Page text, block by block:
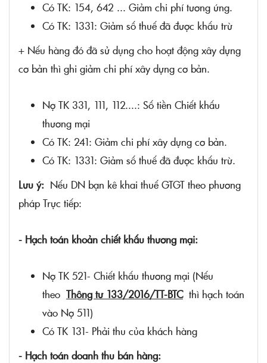
Có TK: 154, 642 ... Giảm chi phí tương ứng.
Có TK: 1331: Giảm số thuế đã được khấu trừ
+ Nếu hàng đó đã sử dụng cho hoạt động xây dựng
cơ bản thì ghi giảm chi phí xây dựng cơ bản.
Nợ TK 331, 111, 112....: Số tiền Chiết khấu
thương mại
Có TK: 241: Giảm chi phí xây dựng cơ bản.
Có TK: 1331: Giảm số thuế đã được khấu trừ.
Lưu ý: Nếu DN bạn kê khai thuế GTGT theo phương
pháp Trực tiếp:
- Hạch toán khoản chiết khấu thương mại:
Nợ TK 521- Chiết khấu thương mại (Nếu
theo Thông tư 133/2016/TT-BTCthì hạch toán
vào Nợ 511)
Có TK 131- Phải thu của khách hàng
- Hạch toán doanh thu bán hàng: